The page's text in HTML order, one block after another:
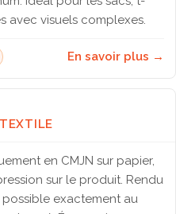
avec visuels complexes.
En savoir plus →
en CMJN sur papier,
sur le produit. Rendu
exactement au